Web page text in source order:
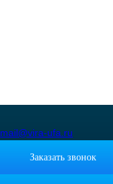
mail@vira-ufa.ru
Заказать звонок